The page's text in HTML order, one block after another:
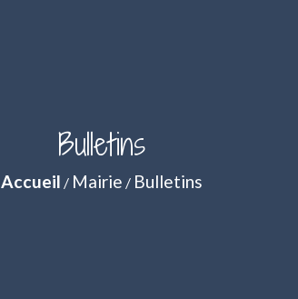
Bulletins
Accueil / Mairie / Bulletins